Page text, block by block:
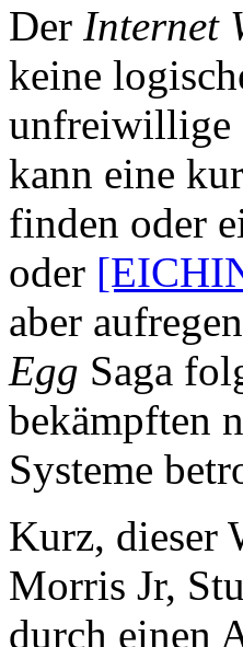
Der Internet
keine
unfreiwillige
kann eine
finden oder
oder
aber
Egg Saga
bekämpften
Systeme
Kurz, dieser
Morris Jr,
durch einen